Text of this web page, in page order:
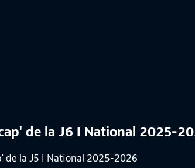
de la J6 I National 2025-